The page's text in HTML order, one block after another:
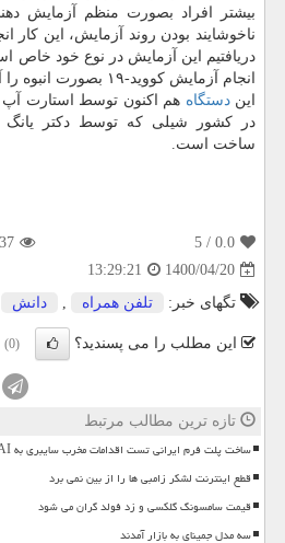
بیشتر افراد بصورت منظم آزمایش
ناخوشایند بودن روند آزمایش، این
انجام آزمایش کووید-۱۹ بصورت انبوه را آسان می سازد.
ایندستگاه
در کشور شیلی که توسط دکتر
ساخت است.
0.0
/ 5
1400/04/20
13:29:21
تگهای خبر:
تلفن همراه , دانش
این مطلب را می پسندید؟ (0)
تازه ترین مطالب مرتبط
ساخت پلت فرم ایرانی تست اقدامات مخرب سایبری به AI
قطع اینترنت لشکر زامبی ها را از بین نمی برد
قیمت سامسونگ گلکسی و زد فولد گران می شود
سه مدل جمینای به بازار آمدند